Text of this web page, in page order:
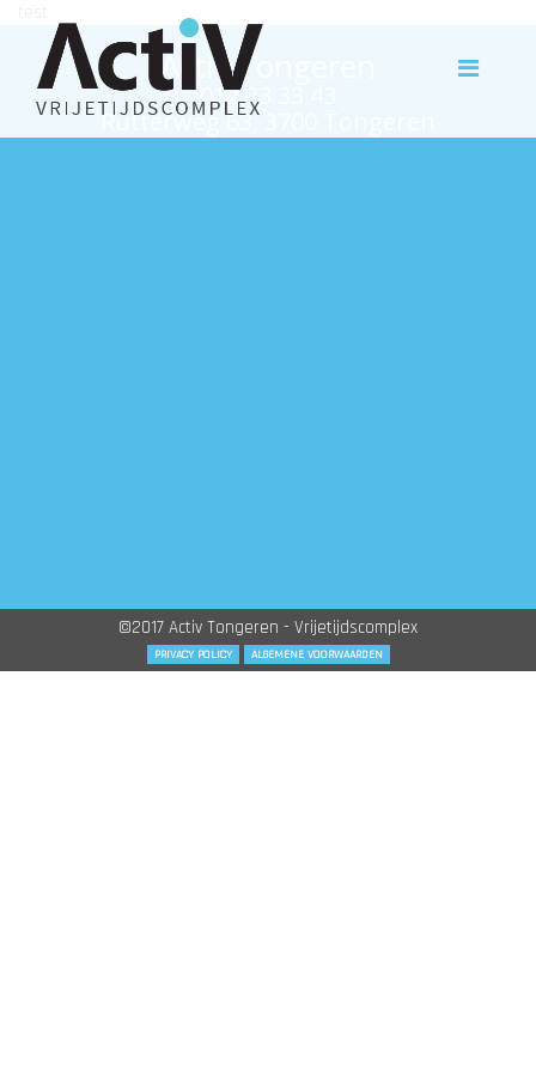
Activ Tongeren
012 23 33 43
Rutterweg 63, 3700 Tongeren
©2017 Activ Tongeren - Vrijetijdscomplex
PRIVACY POLICY ALGEMENE VOORWAARDEN